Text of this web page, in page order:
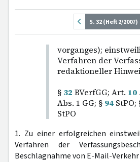
S. 32 (Heft 2/2007)
vorganges);
Verfahren der
redaktioneller
§ 32 BVerfGG; Art. 10
Abs. 1 GG; § 94 StPO;
StPO
1. Zu einer erfolgreichen
Verfahren der
Beschlagnahme von E-Mail-